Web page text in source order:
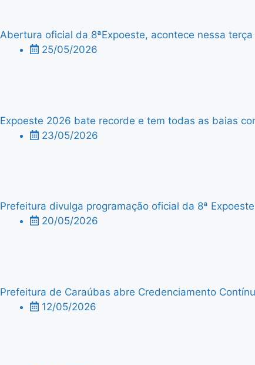
Abertura oficial da 8ªExpoeste, acontece nessa
25/05/2026
Expoeste 2026 bate recorde e tem todas as baias
23/05/2026
Prefeitura divulga programação oficial da 8ª
20/05/2026
Prefeitura de Caraúbas abre Credenciamento
12/05/2026